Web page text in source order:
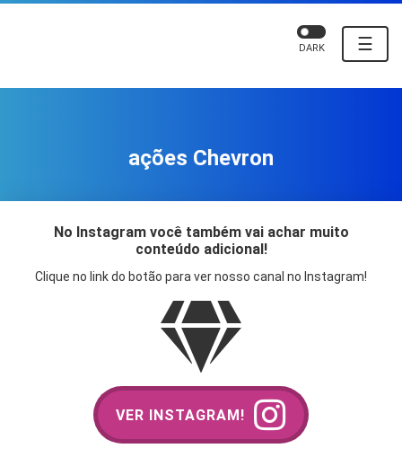
☰
DARK
ações Chevron
No Instagram você também vai achar muito
conteúdo adicional!
Clique no link do botão para ver nosso canal no Instagram!
VER INSTAGRAM!